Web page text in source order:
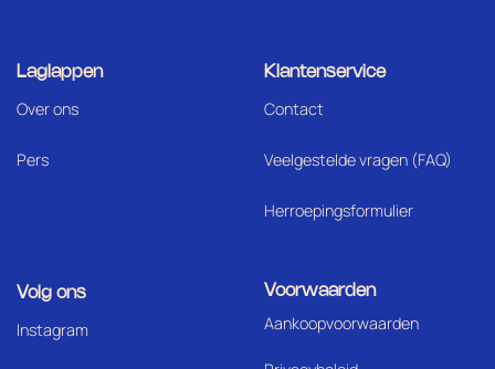
Laglappen
Over ons
Pers
Klantenservice
Contact
Veelgestelde vragen (FAQ)
Herroepingsformulier
Volg ons
Instagram
Voorwaarden
Aankoopvoorwaarden